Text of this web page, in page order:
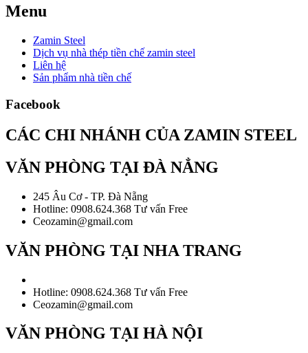
Menu
Zamin Steel
Dịch vụ nhà thép tiền chế zamin steel
Liên hệ
Sản phẩm nhà tiền chế
Facebook
CÁC CHI NHÁNH CỦA ZAMIN STEEL
VĂN PHÒNG TẠI ĐÀ NẲNG
245 Âu Cơ - TP. Đà Nẵng
Hotline: 0908.624.368 Tư vấn Free
Ceozamin@gmail.com
VĂN PHÒNG TẠI NHA TRANG
Hotline: 0908.624.368 Tư vấn Free
Ceozamin@gmail.com
VĂN PHÒNG TẠI HÀ NỘI